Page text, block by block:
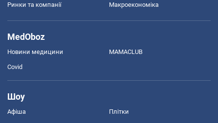
Ринки та компанії Макроекономіка
MedOboz
Новини медицини MAMACLUB
Covid
Шоу
Афіша Плітки